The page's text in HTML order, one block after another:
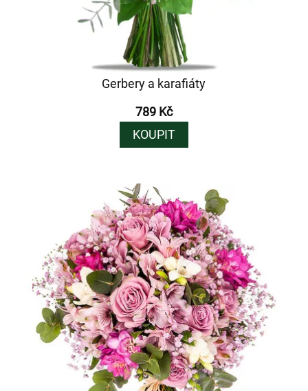
Gerbery a karafiáty
789 Kč
KOUPIT